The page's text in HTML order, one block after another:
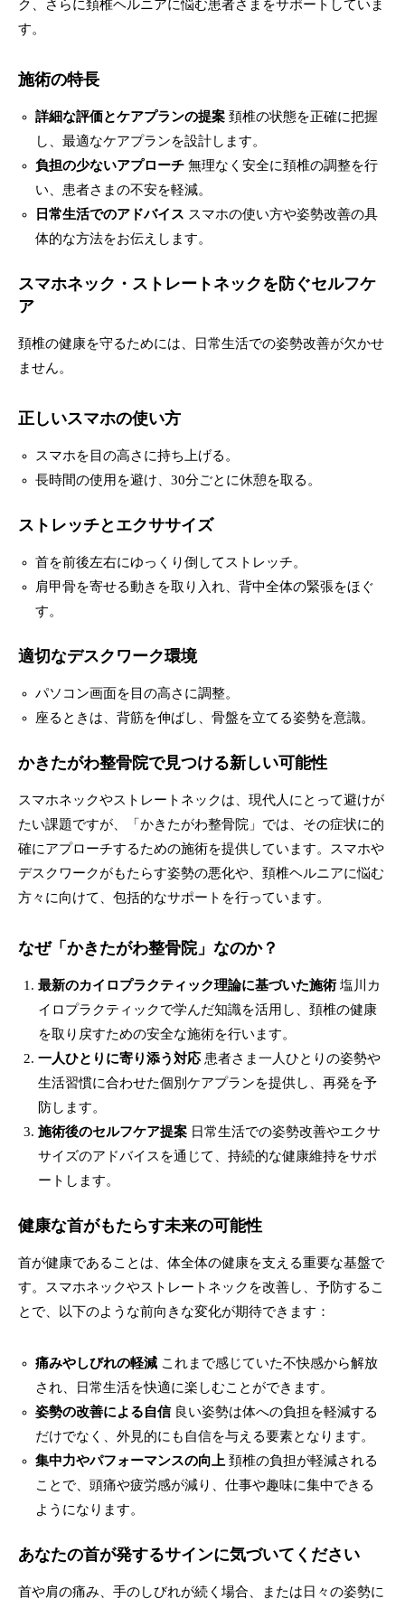
ク、さらに頚椎ヘルニアに悩む患者さまをサポートしていま
す。
施術の特長
詳細な評価とケアプランの提案 頚椎の状態を正確に把握
し、最適なケアプランを設計します。
負担の少ないアプローチ 無理なく安全に頚椎の調整を行
い、患者さまの不安を軽減。
日常生活でのアドバイス スマホの使い方や姿勢改善の具
体的な方法をお伝えします。
スマホネック・ストレートネックを防ぐセルフケ
ア
頚椎の健康を守るためには、日常生活での姿勢改善が欠かせ
ません。
正しいスマホの使い方
スマホを目の高さに持ち上げる。
長時間の使用を避け、30分ごとに休憩を取る。
ストレッチとエクササイズ
首を前後左右にゆっくり倒してストレッチ。
肩甲骨を寄せる動きを取り入れ、背中全体の緊張をほぐ
す。
適切なデスクワーク環境
パソコン画面を目の高さに調整。
座るときは、背筋を伸ばし、骨盤を立てる姿勢を意識。
かきたがわ整骨院で見つける新しい可能性
スマホネックやストレートネックは、現代人にとって避けが
たい課題ですが、「かきたがわ整骨院」では、その症状に的
確にアプローチするための施術を提供しています。スマホや
デスクワークがもたらす姿勢の悪化や、頚椎ヘルニアに悩む
方々に向けて、包括的なサポートを行っています。
なぜ「かきたがわ整骨院」なのか？
最新のカイロプラクティック理論に基づいた施術塩川カ
イロプラクティックで学んだ知識を活用し、頚椎の健康
を取り戻すための安全な施術を行います。
一人ひとりに寄り添う対応患者さま一人ひとりの姿勢や
生活習慣に合わせた個別ケアプランを提供し、再発を予
防します。
施術後のセルフケア提案 日常生活での姿勢改善やエクサ
サイズのアドバイスを通じて、持続的な健康維持をサポ
ートします。
健康な首がもたらす未来の可能性
首が健康であることは、体全体の健康を支える重要な基盤で
す。スマホネックやストレートネックを改善し、予防するこ
とで、以下のような前向きな変化が期待できます：
痛みやしびれの軽減 これまで感じていた不快感から解放
され、日常生活を快適に楽しむことができます。
姿勢の改善による自信良い姿勢は体への負担を軽減する
だけでなく、外見的にも自信を与える要素となります。
集中力やパフォーマンスの向上 頚椎の負担が軽減される
ことで、頭痛や疲労感が減り、仕事や趣味に集中できる
ようになります。
あなたの首が発するサインに気づいてください
首や肩の痛み、手のしびれが続く場合、または日々の姿勢に